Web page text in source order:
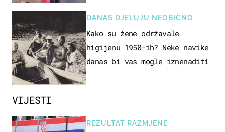
VIJESTI
REZULTAT RAZMJENE
DANAS DJELUJU NEOBIČNO
Kako su žene održavale
higijenu 1950-ih? Neke navike
danas bi vas mogle iznenaditi